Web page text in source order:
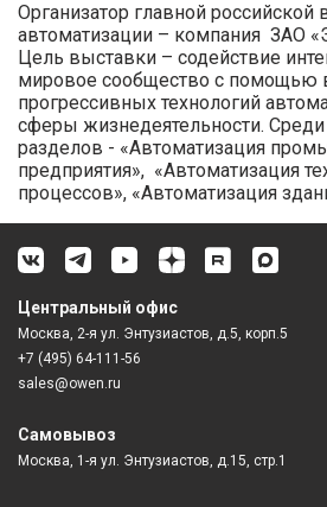
Организатор главной российской
автоматизации – компания ЗАО
Цель выставки – содействие
мировое сообщество с помощью
прогрессивных технологий
сферы жизнедеятельности.
разделов - «Автоматизация
предприятия», «Автоматизация
процессов», «Автоматизация
Центральный офис
Москва, 2-я ул. Энтузиастов, д.5, корп.5
+7 (495) 64-111-56
sales@owen.ru
Самовывоз
Москва, 1-я ул. Энтузиастов, д.15, стр.1